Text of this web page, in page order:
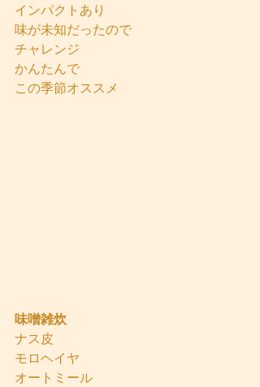
インパクトあり
味が未知だったので
チャレンジ
かんたんで
この季節オススメ
味噌雑炊
ナス皮
モロヘイヤ
オートミール